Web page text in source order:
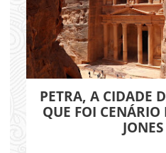
PETRA, A CIDADE
QUE FOI
JONES